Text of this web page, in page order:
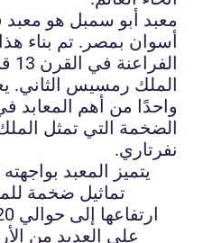
معبد أبو سمبل هو
أسوان بمصر. تم بناء
الملك رمسيس الثاني.
واحدًا من أهم المعابد
الضخمة التي تمثل
نفرتاري.
يتميز المعبد
تماثيل ضخمة
على العديد من